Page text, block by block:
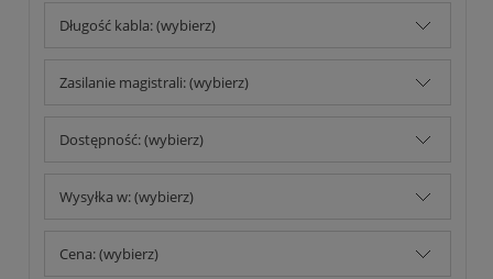
Długość kabla: (wybierz)
Zasilanie magistrali: (wybierz)
Dostępność: (wybierz)
Wysyłka w: (wybierz)
Cena: (wybierz)